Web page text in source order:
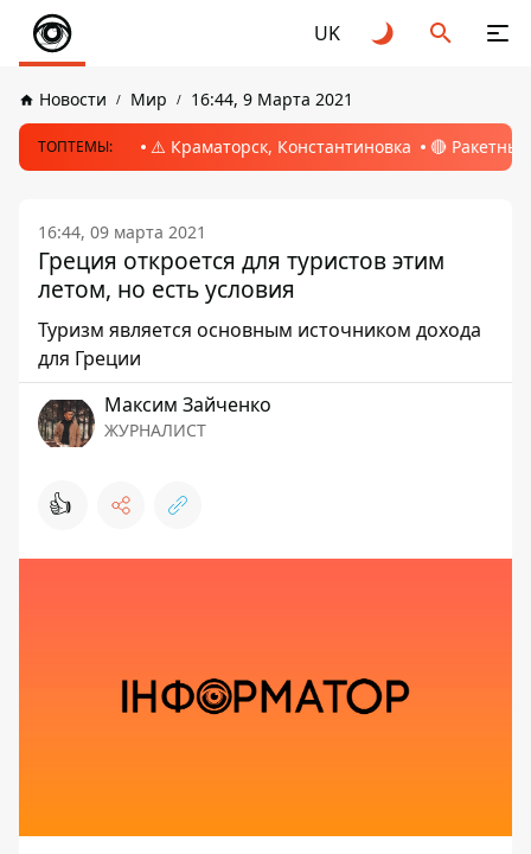
UK
Новости Мир 16:44, 9 Марта 2021
ТОПТЕМЫ: ⚠️ Краматорск, Константиновка 🔴
16:44, 09 марта 2021
Греция откроется для туристов этим
летом, но есть условия
Туризм является основным источником дохода
для Греции
Максим Зайченко
ЖУРНАЛИСТ
👍